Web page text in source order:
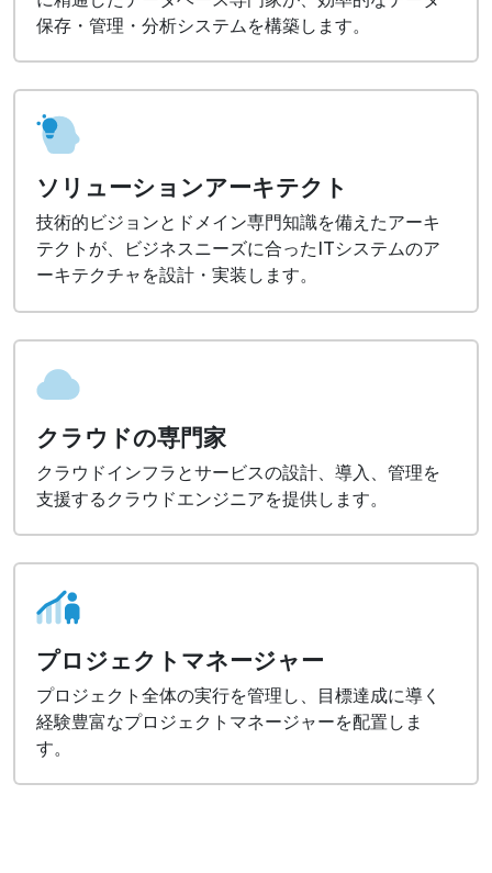
保存・管理・分析システムを構築します。
ソリューションアーキテクト
技術的ビジョンとドメイン専門知識を備えたアーキ
テクトが、ビジネスニーズに合ったITシステムのア
ーキテクチャを設計・実装します。
クラウドの専門家
クラウドインフラとサービスの設計、導入、管理を
支援するクラウドエンジニアを提供します。
プロジェクトマネージャー
プロジェクト全体の実行を管理し、目標達成に導く
経験豊富なプロジェクトマネージャーを配置しま
す。